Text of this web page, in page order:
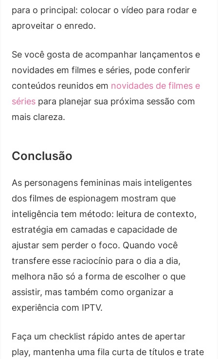
para o principal: colocar o vídeo para rodar e
aproveitar o enredo.
Se você gosta de acompanhar lançamentos e
novidades em filmes e séries, pode conferir
conteúdos reunidos em novidades de filmes e
séries para planejar sua próxima sessão com
mais clareza.
Conclusão
As personagens femininas mais inteligentes
dos filmes de espionagem mostram que
inteligência tem método: leitura de contexto,
estratégia em camadas e capacidade de
ajustar sem perder o foco. Quando você
transfere esse raciocínio para o dia a dia,
melhora não só a forma de escolher o que
assistir, mas também como organizar a
experiência com IPTV.
Faça um checklist rápido antes de apertar
play, mantenha uma fila curta de títulos e trate